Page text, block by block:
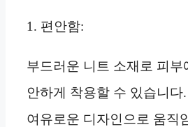
1. 편안함:
부드러운 니트 소재로 피부
안하게 착용할 수 있습니다.
여유로운 디자인으로 움직